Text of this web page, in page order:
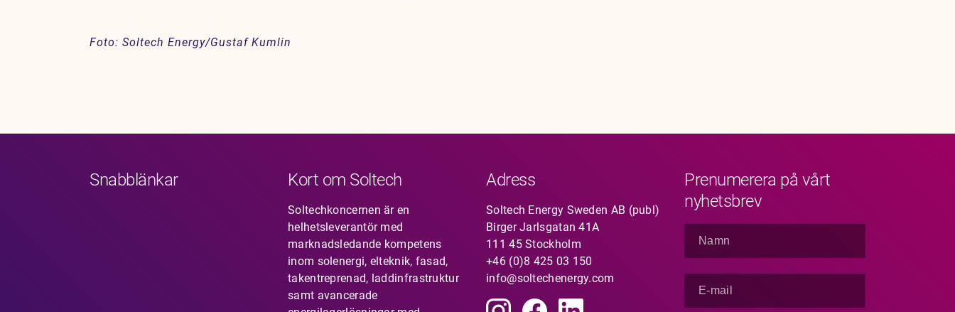
Foto: Soltech Energy/Gustaf Kumlin
Snabblänkar Kort om Soltech
Soltechkoncernen är en
helhetsleverantör med
marknadsledande kompetens
inom solenergi, elteknik, fasad,
takentreprenad, laddinfrastruktur
samt avancerade
Adress
Soltech Energy Sweden AB (publ)
Birger Jarlsgatan 41A
111 45 Stockholm
+46 (0)8 425 03 150
info@soltechenergy.com
Prenumerera på vårt
nyhetsbrev